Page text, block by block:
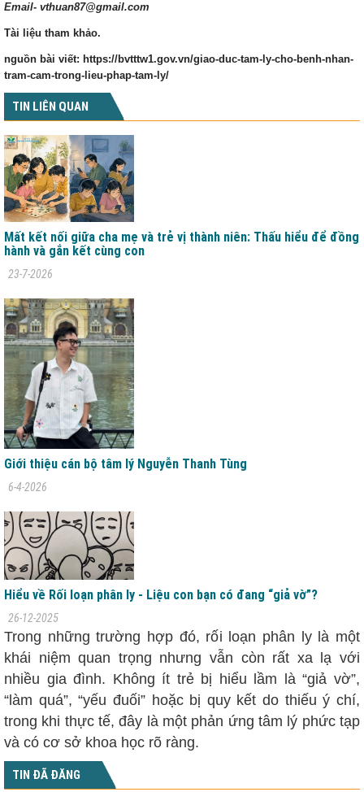
Email- vthuan87@gmail.com
Tài liệu tham khảo.
nguồn bài viết: https://bvtttw1.gov.vn/giao-duc-tam-ly-cho-benh-nhan-
tram-cam-trong-lieu-phap-tam-ly/
TIN LIÊN QUAN
Mất kết nối giữa cha mẹ và trẻ vị thành niên: Thấu hiểu để đồng
hành và gắn kết cùng con
23-7-2026
Giới thiệu cán bộ tâm lý Nguyễn Thanh Tùng
6-4-2026
Hiểu về Rối loạn phân ly - Liệu con bạn có đang “giả vờ”?
26-12-2025
Trong những trường hợp đó, rối loạn phân ly là một
khái niệm quan trọng nhưng vẫn còn rất xa lạ với
nhiều gia đình. Không ít trẻ bị hiểu lầm là “giả vờ”,
“làm quá”, “yếu đuối” hoặc bị quy kết do thiếu ý chí,
trong khi thực tế, đây là một phản ứng tâm lý phức tạp
và có cơ sở khoa học rõ ràng.
TIN ĐÃ ĐĂNG